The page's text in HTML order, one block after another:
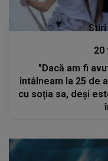
20
”Dacă am fi
întâlneam la 25 de
cu soția sa, deși